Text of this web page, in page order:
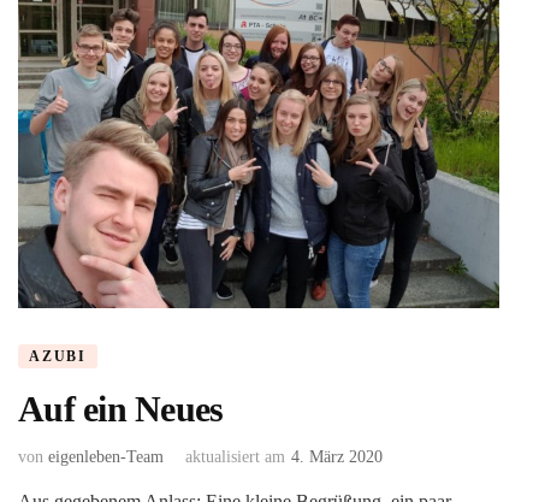
AZUBI
Auf ein Neues
von eigenleben-Team aktualisiert am 4. März 2020